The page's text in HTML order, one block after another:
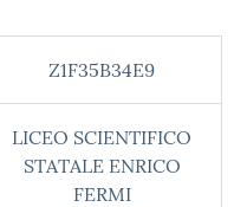
Z1F35B34E9
LICEO SCIENTIFICO
STATALE ENRICO
FERMI